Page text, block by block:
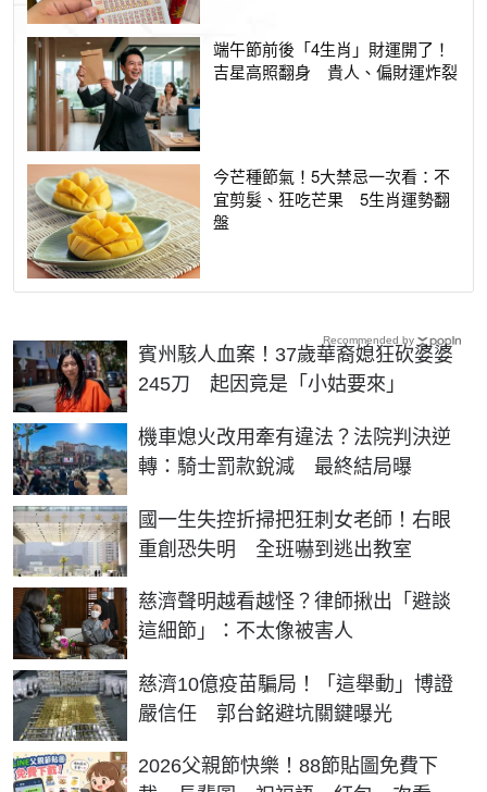
端午節前後「4生肖」財運開了！
吉星高照翻身 貴人、偏財運炸裂
今芒種節氣！5大禁忌一次看：不
宜剪髮、狂吃芒果 5生肖運勢翻
盤
賓州駭人血案！37歲華裔媳狂砍婆婆
245刀 起因竟是「小姑要來」
機車熄火改用牽有違法？法院判決逆
轉：騎士罰款銳減 最終結局曝
國一生失控折掃把狂刺女老師！右眼
重創恐失明 全班嚇到逃出教室
慈濟聲明越看越怪？律師揪出「避談
這細節」：不太像被害人
慈濟10億疫苗騙局！「這舉動」博證
嚴信任 郭台銘避坑關鍵曝光
2026父親節快樂！88節貼圖免費下
Recommended by